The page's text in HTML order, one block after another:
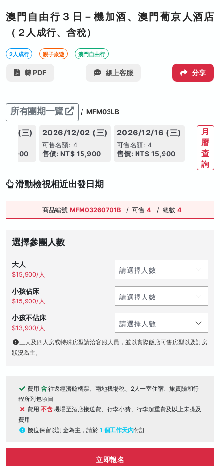
澳門自由行３日－機加酒、澳門葡京人酒店
（２人成行、含稅）
2人成行 親子旅遊 澳門自由行
轉 PDF 線上客服 分享
所有團期一覽 / MFM03LB
18 (三)
15,900
2026/12/02 (三)
可售名額: 4
售價: NT$ 15,900
2026/12/16 (三)
可售名額: 4
售價: NT$ 15,900
月
曆
查
詢
滑動檢視相近出發日期
商品編號 MFM03260701B / 可售 4 / 總數 4
選擇參團人數
大人
$15,900/人
小孩佔床
$15,900/人
小孩不佔床
$13,900/人
三人及四人房或特殊房型請洽客服人員，並以實際飯店可售房型以及訂房
狀況為主。
費用 含 往返經濟艙機票、兩地機場稅、2人一室住宿、旅責險和行
程所列包項目
費用 不含 機場至酒店接送費、行李小費、行李超重費及以上未提及
費用
機位保留以訂金為主，請於 1 個工作天內付訂
立即報名